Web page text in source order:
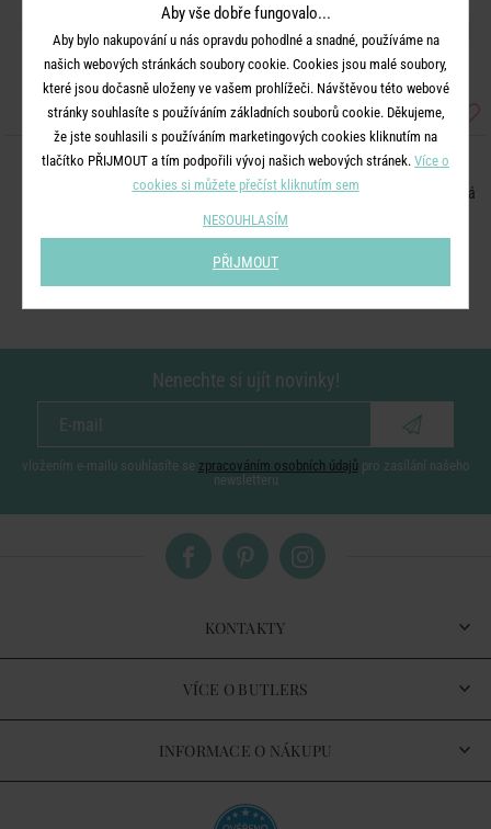
SHINE ON
Prostírání s perlami 35 cm - zlatá
SHINE ON
Prostírání s perlami 35 cm - stříbrná
Nenechte si ujít novinky!
vložením e-mailu souhlasíte se zpracováním osobních údajů pro zasílání našeho
newsletteru
KONTAKTY
VÍCE O BUTLERS
INFORMACE O NÁKUPU
Aby vše dobře fungovalo...
Aby bylo nakupování u nás opravdu pohodlné a snadné, používáme na
našich webových stránkách soubory cookie. Cookies jsou malé soubory,
které jsou dočasně uloženy ve vašem prohlížeči. Návštěvou této webové
stránky souhlasíte s používáním základních souborů cookie. Děkujeme,
že jste souhlasili s používáním marketingových cookies kliknutím na
tlačítko PŘIJMOUT a tím podpořili vývoj našich webových stránek. Více o
cookies si můžete přečíst kliknutím sem
NESOUHLASÍM
PŘIJMOUT